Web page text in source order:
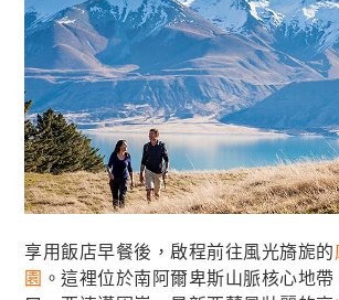
享用飯店早餐後，啟程前往風光旖旎的
園 。這裡位於南阿爾卑斯山脈核心地